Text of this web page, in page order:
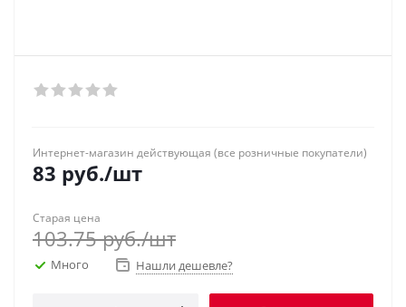
Интернет-магазин действующая (все розничные покупатели)
83 руб./шт
Старая цена
103.75руб./шт
Много Нашли дешевле?